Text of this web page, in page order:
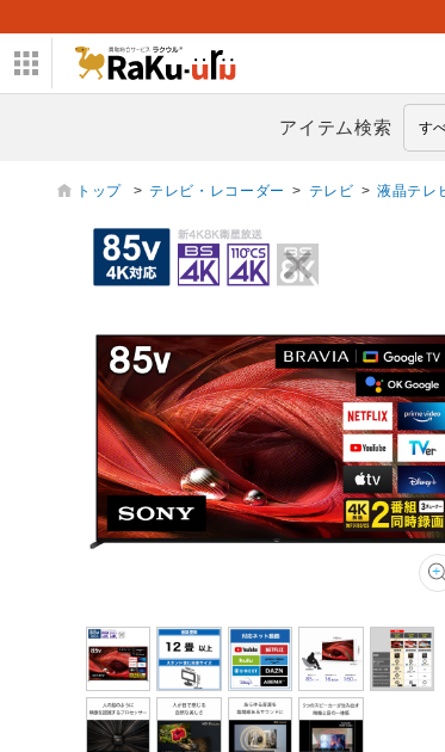
アイテム検索
トップ > テレビ・レコーダー > テレビ > 液晶テレ